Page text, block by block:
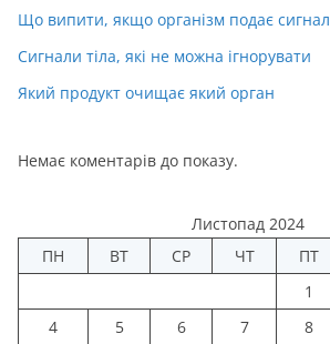
Що випити, якщо організм подає сигнал
Сигнали тіла, які не можна ігнорувати
Який продукт очищає який орган
Немає коментарів до показу.
Листопад 2024
ПН
ВТ СР ЧТ ПТ
1
4
5 6 7 8